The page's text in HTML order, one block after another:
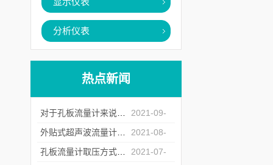
分析仪表
热点新闻
2021-09-
07
2021-08-
20
2021-07-